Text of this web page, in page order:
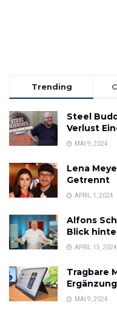
Trending
Steel
Verlust
MAI 9, 2024
Lena
Getrennt
APRIL 1, 2024
Alfons
Blick
APRIL 15, 2024
Tragbare
MAI 9, 2024